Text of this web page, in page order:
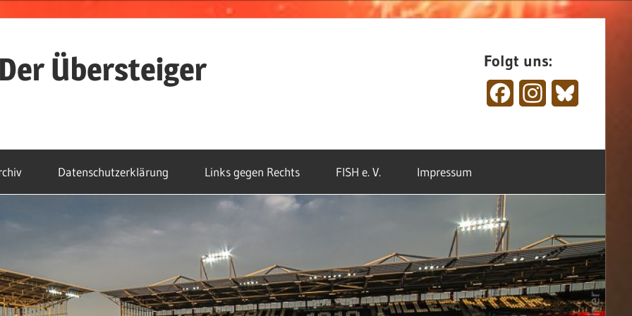
Der Übersteiger Folgt uns:
FacebookInstagram
Datenschutzerklärung Links gegen Rechts FISH e. V. Impressum